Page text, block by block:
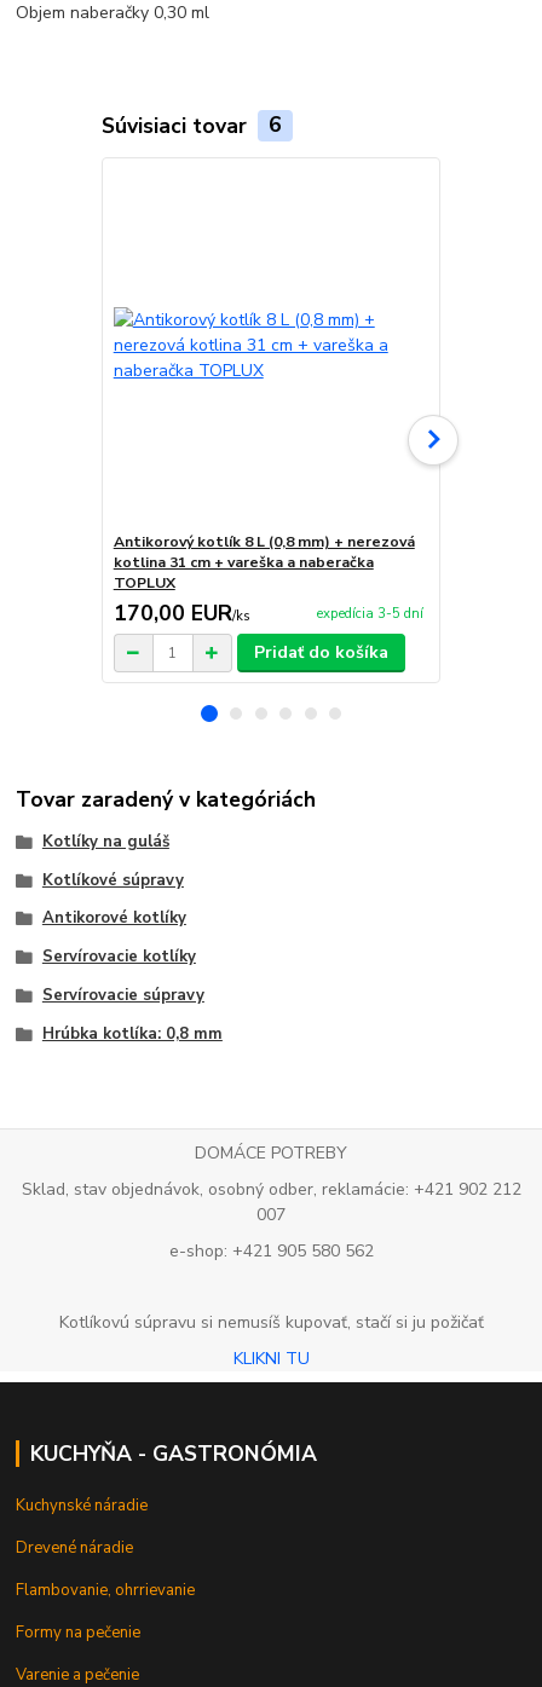
Objem naberačky 0,30 ml
Súvisiaci tovar 6
Antikorový kotlík 8 L (0,8 mm) + nerezová
kotlina 31 cm + vareška a naberačka
TOPLUX
170,00 EUR/ks expedícia 3-5 dní
Pridať do košíka
Tovar zaradený v kategóriách
Kotlíky na guláš
Kotlíkové súpravy
Antikorové kotlíky
Servírovacie kotlíky
Servírovacie súpravy
Hrúbka kotlíka: 0,8 mm
DOMÁCE POTREBY
Sklad, stav objednávok, osobný odber, reklamácie: +421 902 212
007
e-shop: +421 905 580 562
Kotlíkovú súpravu si nemusíš kupovať, stačí si ju požičať
KLIKNI TU
KUCHYŇA - GASTRONÓMIA
Kuchynské náradie
Drevené náradie
Flambovanie, ohrrievanie
Formy na pečenie
Varenie a pečenie